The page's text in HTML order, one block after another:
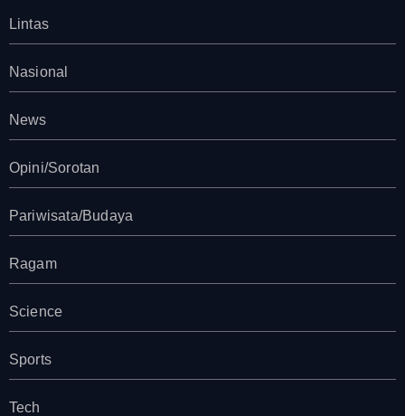
Lintas
Nasional
News
Opini/Sorotan
Pariwisata/Budaya
Ragam
Science
Sports
Tech